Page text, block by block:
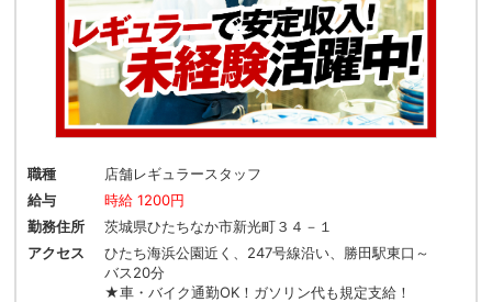
職種
店舗レギュラースタッフ
給与
時給 1200円
勤務住所
茨城県ひたちなか市新光町３４－１
アクセス
ひたち海浜公園近く、247号線沿い、勝田駅東口～
バス20分
★車・バイク通勤OK！ガソリン代も規定支給！